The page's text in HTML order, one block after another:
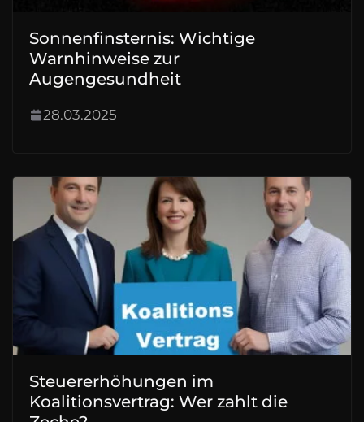
Sonnenfinsternis: Wichtige
Warnhinweise zur
Augengesundheit
28.03.2025
Steuererhöhungen im
Koalitionsvertrag: Wer zahlt die